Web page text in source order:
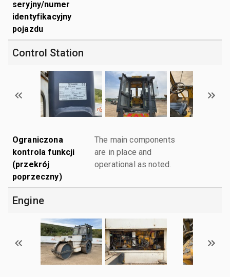
seryjny/numer
identyfikacyjny
pojazdu
Control Station
Ograniczona
kontrola funkcji
(przekrój
poprzeczny)
The main components
are in place and
operational as noted.
Engine